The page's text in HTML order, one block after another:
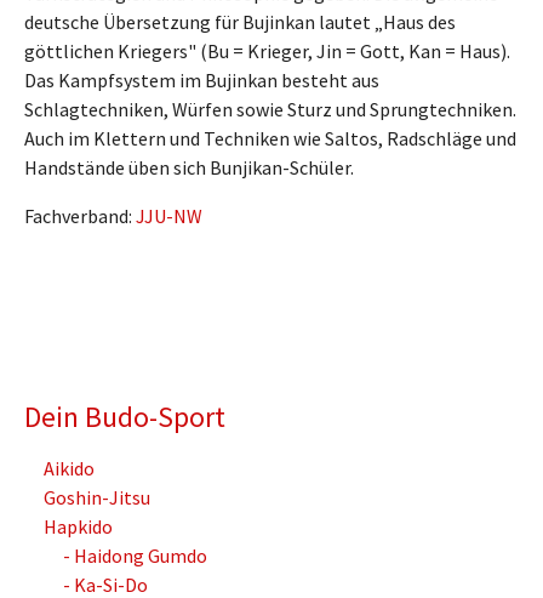
deutsche Übersetzung für Bujinkan lautet „Haus des
göttlichen Kriegers" (Bu = Krieger, Jin = Gott, Kan = Haus).
Das Kampfsystem im Bujinkan besteht aus
Schlagtechniken, Würfen sowie Sturz und Sprungtechniken.
Auch im Klettern und Techniken wie Saltos, Radschläge und
Handstände üben sich Bunjikan-Schüler.
Fachverband: JJU-NW
Dein Budo-Sport
Aikido
Goshin-Jitsu
Hapkido
- Haidong Gumdo
- Ka-Si-Do